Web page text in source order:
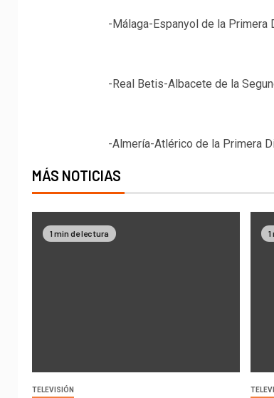
-Málaga-Espanyol de la Primera
-Real Betis-Albacete de la
-Almería-Atlérico de la Primera
MÁS NOTICIAS
1 min de lectura
TELEVISIÓN